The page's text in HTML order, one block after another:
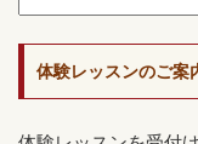
体験レッスンのご案